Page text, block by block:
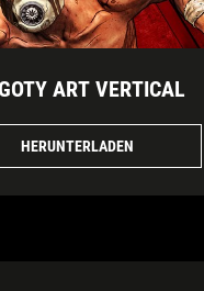
ART VERTICAL
HERUNTERLADEN